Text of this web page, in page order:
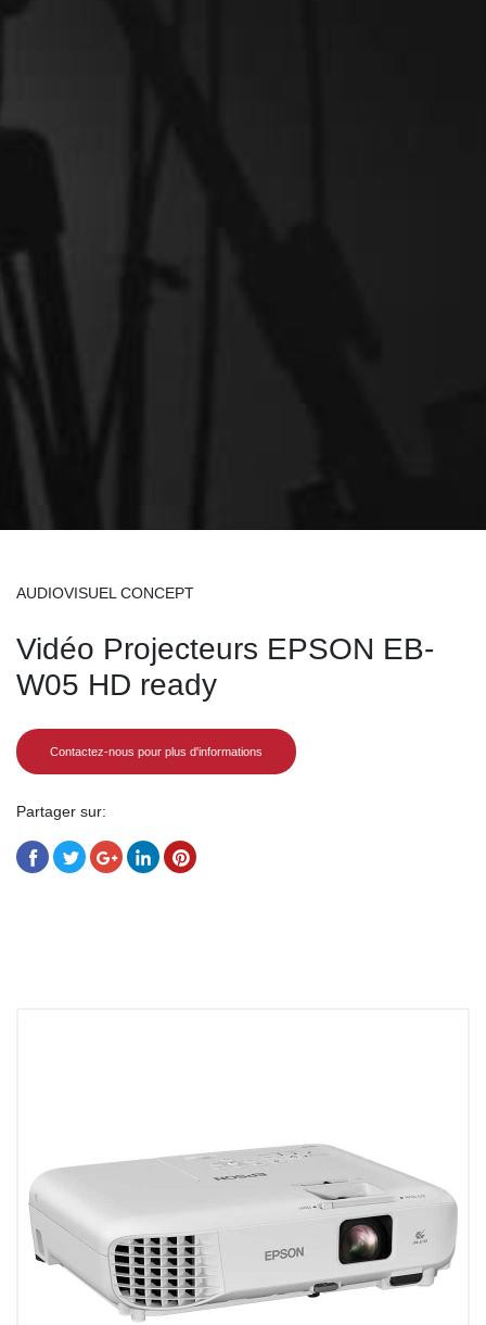
AUDIOVISUEL CONCEPT
Vidéo Projecteurs EPSON EB-
W05 HD ready
Contactez-nous pour plus d'informations
Partager sur: